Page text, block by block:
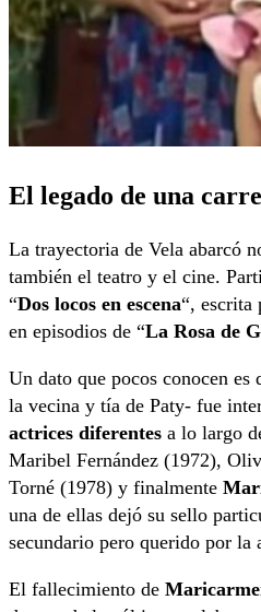
El legado de una
La trayectoria de Vela abarcó
también el teatro y el cine.
“Dos locos en escena“, escrita
en episodios de “La Rosa de
Un dato que pocos conocen es
la vecina y tía de Paty- fue
actrices diferentes a lo largo
Maribel Fernández (1972),
Torné (1978) y finalmente
una de ellas dejó su sello
secundario pero querido por la
El fallecimiento de